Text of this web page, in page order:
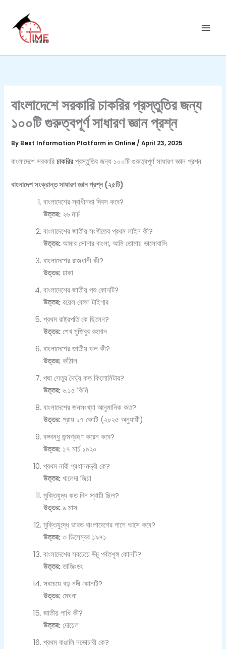
content
বাংলাদেশে সরকারি চাকরির প্রস্তুতির জন্য
১০০টি গুরুত্বপূর্ণ সাধারণ জ্ঞান প্রশ্ন
By Best Information Platform in Online/April 23, 2025
বাংলাদেশে সরকারিচাকরির প্রস্তুতির জন্য ১০০টি গুরুত্বপূর্ণ সাধারণ জ্ঞান প্রশ্ন
বাংলাদেশ সংক্রান্ত সাধারণ জ্ঞান প্রশ্ন (২৫টি)
বাংলাদেশের স্বাধীনতা দিবস কবে?
উত্তর: ২৬ মার্চ
বাংলাদেশের জাতীয় সংগীতের প্রথম লাইন কী?
উত্তর: আমার সোনার বাংলা, আমি তোমায় ভালোবাসি
বাংলাদেশের রাজধানী কী?
উত্তর: ঢাকা
বাংলাদেশের জাতীয় পশু কোনটি?
উত্তর: রয়েল বেঙ্গল টাইগার
প্রথম রাষ্ট্রপতি কে ছিলেন?
উত্তর: শেখ মুজিবুর রহমান
বাংলাদেশের জাতীয় ফল কী?
উত্তর: কাঁঠাল
পদ্মা সেতুর দৈর্ঘ্য কত কিলোমিটার?
উত্তর: ৬.১৫ কিমি
বাংলাদেশের জনসংখ্যা আনুমানিক কত?
উত্তর: প্রায় ১৭ কোটি (২০২৫ অনুযায়ী)
বঙ্গবন্ধু জন্মগ্রহণ করেন কবে?
উত্তর: ১৭ মার্চ ১৯২০
প্রথম নারী প্রধানমন্ত্রী কে?
উত্তর: খালেদা জিয়া
মুক্তিযুদ্ধ কত দিন স্থায়ী ছিল?
উত্তর: ৯ মাস
মুক্তিযুদ্ধে ভারত বাংলাদেশের পাশে আসে কবে?
উত্তর: ৩ ডিসেম্বর ১৯৭১
বাংলাদেশের সবচেয়ে উঁচু পর্বতশৃঙ্গ কোনটি?
উত্তর:তাজিংডং
সবচেয়ে বড় নদী কোনটি?
উত্তর: মেঘনা
জাতীয় পাখি কী?
উত্তর: দোয়েল
প্রথম বাঙালি নভোচারী কে?
t
o
e